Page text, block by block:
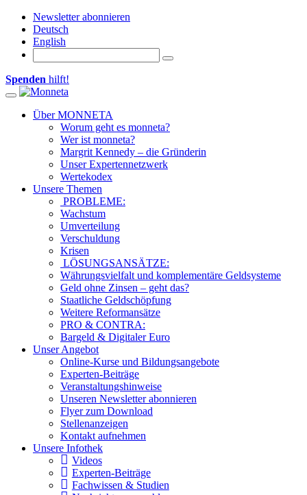
Newsletter abonnieren
Deutsch
English
Spenden hilft!
Toggle navigation
Über MONNETA
Worum geht es monneta?
Wer ist monneta?
Margrit Kennedy – die Gründerin
Unser Expertennetzwerk
Wertekodex
Unsere Themen
PROBLEME:
Wachstum
Umverteilung
Verschuldung
Krisen
LÖSUNGSANSÄTZE:
Währungsvielfalt und komplementäre Geldsysteme
Geld ohne Zinsen – geht das?
Staatliche Geldschöpfung
Weitere Reformansätze
PRO & CONTRA:
Bargeld & Digitaler Euro
Unser Angebot
Online-Kurse und Bildungsangebote
Experten-Beiträge
Veranstaltungshinweise
Unseren Newsletter abonnieren
Flyer zum Download
Stellenanzeigen
Kontakt aufnehmen
Unsere Infothek
Videos
Experten-Beiträge
Fachwissen & Studien